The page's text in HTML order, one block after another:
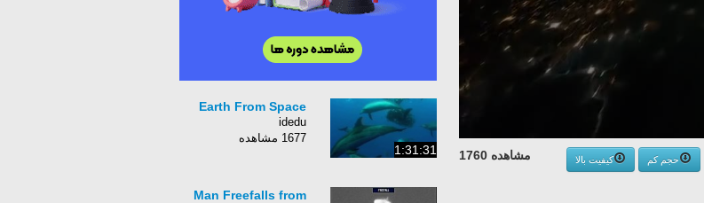
مشاهده 1760 حجم کم
کیفیت بالا
1:31:31
Earth From Space
idedu
1677 مشاهده
Man Freefalls from